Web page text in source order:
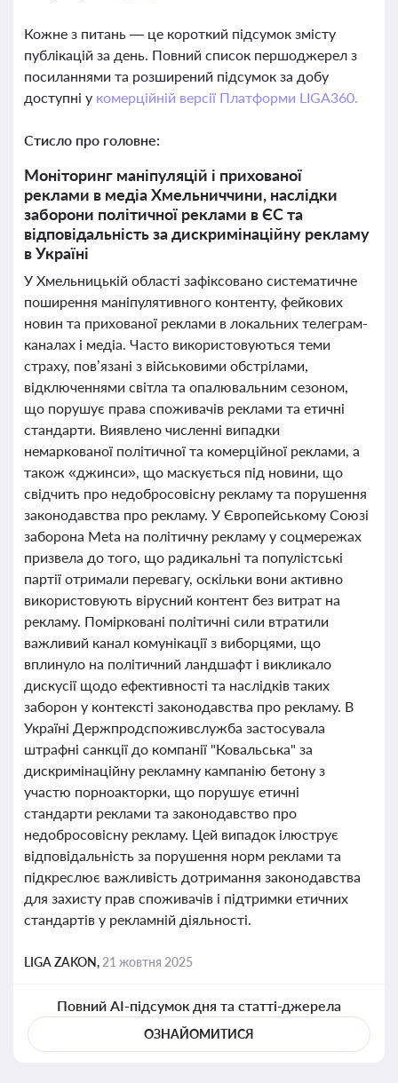
Кожне з питань — це короткий підсумок змісту
публікацій за день. Повний список першоджерел з
посиланнями та розширений підсумок за добу
доступні у комерційній версії Платформи LIGA360.
Стисло про головне:
Моніторинг маніпуляцій і прихованої
реклами в медіа Хмельниччини, наслідки
заборони політичної реклами в ЄС та
відповідальність за дискримінаційну рекламу
в Україні
У Хмельницькій області зафіксовано систематичне
поширення маніпулятивного контенту, фейкових
новин та прихованої реклами в локальних телеграм-
каналах і медіа. Часто використовуються теми
страху, пов’язані з військовими обстрілами,
відключеннями світла та опалювальним сезоном,
що порушує права споживачів реклами та етичні
стандарти. Виявлено численні випадки
немаркованої політичної та комерційної реклами, а
також «джинси», що маскується під новини, що
свідчить про недобросовісну рекламу та порушення
законодавства про рекламу. У Європейському Союзі
заборона Meta на політичну рекламу у соцмережах
призвела до того, що радикальні та популістські
партії отримали перевагу, оскільки вони активно
використовують вірусний контент без витрат на
рекламу. Помірковані політичні сили втратили
важливий канал комунікації з виборцями, що
вплинуло на політичний ландшафт і викликало
дискусії щодо ефективності та наслідків таких
заборон у контексті законодавства про рекламу. В
Україні Держпродспоживслужба застосувала
штрафні санкції до компанії "Ковальська" за
дискримінаційну рекламну кампанію бетону з
участю порноакторки, що порушує етичні
стандарти реклами та законодавство про
недобросовісну рекламу. Цей випадок ілюструє
відповідальність за порушення норм реклами та
підкреслює важливість дотримання законодавства
для захисту прав споживачів і підтримки етичних
стандартів у рекламній діяльності.
LIGA ZAKON, 21 жовтня 2025
Повний AI-підсумок дня та статті-джерела
ОЗНАЙОМИТИСЯ